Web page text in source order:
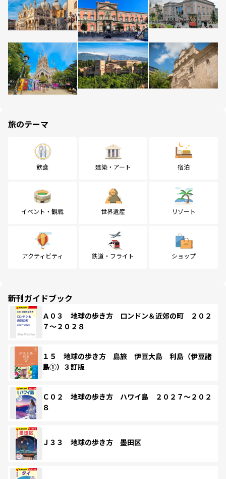
旅のテーマ
飲食 建築・アート 宿泊
イベント・観戦 世界遺産 リゾート
アクティビティ 鉄道・フライト ショップ
新刊ガイドブック
Ａ０３ 地球の歩き方 ロンドン＆近郊の町 ２０２
７～２０２８
１５ 地球の歩き方 島旅 伊豆大島 利島（伊豆諸
島①）３訂版
Ｃ０２ 地球の歩き方 ハワイ島 ２０２７～２０２
８
Ｊ３３ 地球の歩き方 墨田区